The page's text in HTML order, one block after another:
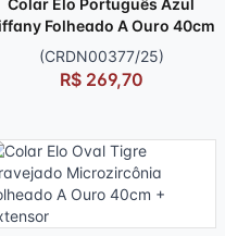
Colar Elo Português Azul
Folheado A Ouro 40cm
(CRDN00377/25)
R$ 269,70